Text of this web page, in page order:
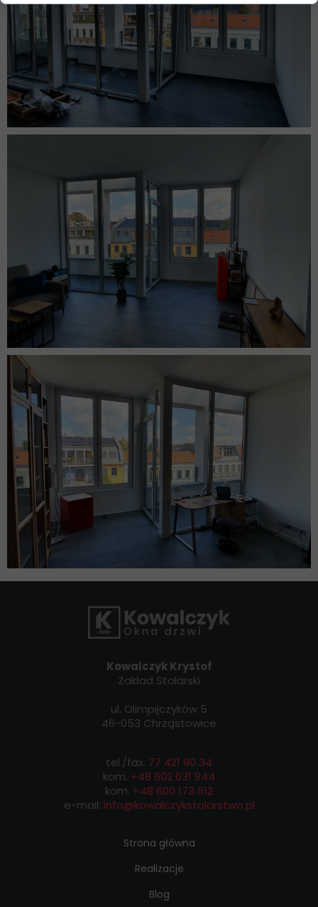
tel./fax. 77 421 90 34
kom. +48 602 631 844
kom. +48 600 173 612
e-mail: info@kowalczykstolarstwo.pl
Kowalczyk Krystof
Zakład Stolarski
ul. Olimpijczyków 5
46-053 Chrząstowice
Strona główna
Realizacje
Blog